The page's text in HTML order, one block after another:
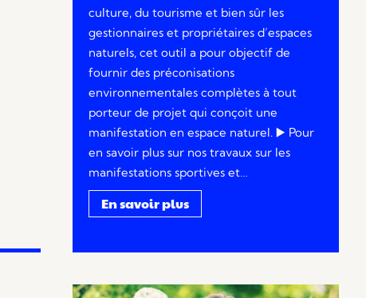
culture, du tourisme et bien sûr les
gestionnaires et propriétaires d’espaces
naturels, cet outil a pour objectif de
fournir des préconisations
environnementales complètes à tout
porteur de projet qui conçoit une
manifestation en espace naturel. ▶️​ Pour
en savoir plus sur nos travaux sur les
manifestations sportives et…
En savoir plus